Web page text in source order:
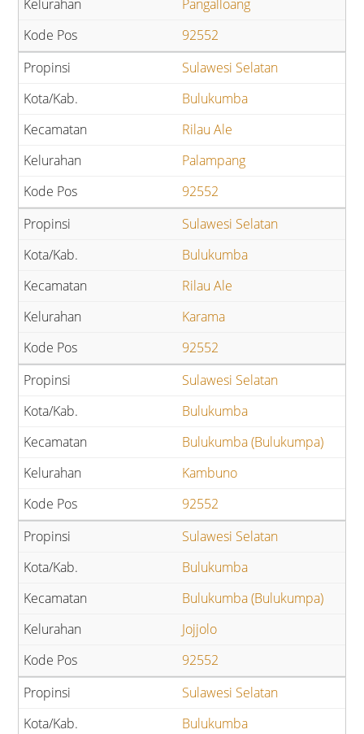
Pangalloang
92552
Sulawesi Selatan
Bulukumba
Rilau Ale
Palampang
92552
Sulawesi Selatan
Bulukumba
Rilau Ale
Karama
92552
Sulawesi Selatan
Bulukumba
Bulukumba (Bulukumpa)
Kambuno
92552
Sulawesi Selatan
Bulukumba
Bulukumba (Bulukumpa)
Jojjolo
92552
Sulawesi Selatan
Bulukumba